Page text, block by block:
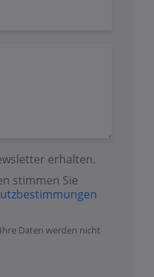
erhalten.
stimmen Sie
Daten werden nicht